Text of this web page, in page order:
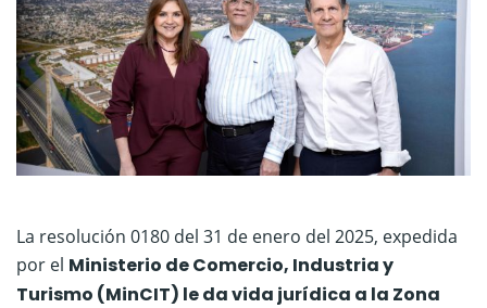
La resolución 0180 del 31 de enero del 2025, expedida
por el Ministerio de Comercio, Industria y
Turismo (MinCIT) le da vida jurídica a la Zona